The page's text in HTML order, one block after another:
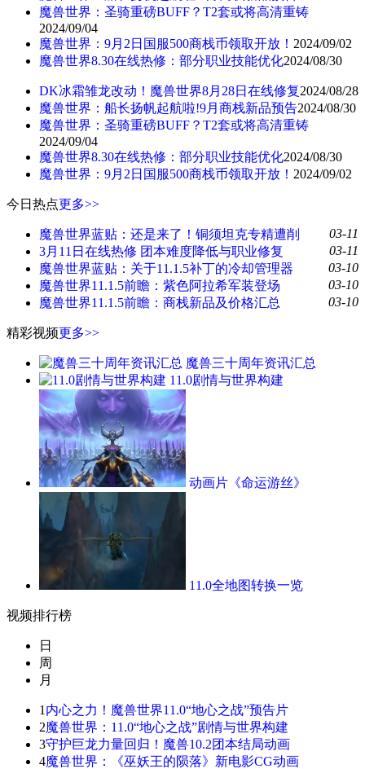
魔兽世界：圣骑重磅BUFF？T2套或将高清重铸
2024/09/04
魔兽世界：9月2日国服500商栈币领取开放！ 2024/09/02
魔兽世界8.30在线热修：部分职业技能优化2024/08/30
DK冰霜雏龙改动！魔兽世界8月28日在线修复2024/08/28
魔兽世界：船长扬帆起航啦!9月商栈新品预告2024/08/30
魔兽世界：圣骑重磅BUFF？T2套或将高清重铸
2024/09/04
魔兽世界8.30在线热修：部分职业技能优化2024/08/30
魔兽世界：9月2日国服500商栈币领取开放！ 2024/09/02
今日热点更多>>
魔兽世界蓝贴：还是来了！铜须坦克专精遭削
03-11
3月11日在线热修 团本难度降低与职业修复
03-11
魔兽世界蓝贴：关于11.1.5补丁的冷却管理器
03-10
魔兽世界11.1.5前瞻：紫色阿拉希军装登场
03-10
魔兽世界11.1.5前瞻：商栈新品及价格汇总
03-10
精彩视频更多>>
魔兽三十周年资讯汇总
11.0剧情与世界构建
动画片《命运游丝》
11.0全地图转换一览
视频排行榜
日
周
月
1 内心之力！魔兽世界11.0“地心之战”预告片
2魔兽世界：11.0“地心之战”剧情与世界构建
3守护巨龙力量回归！魔兽10.2团本结局动画
4魔兽世界：《巫妖王的陨落》新电影CG动画